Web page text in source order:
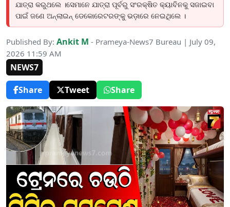
ଯାତ୍ରା କରୁଥଲେ ।ସେମାନେ ଯାତ୍ରା ପୂର୍ବରୁ ସଂରକ୍ଷିତ କ୍ୟାବିନକୁ ସଜାଇବା
ପାଇଁ ଜଣେ ଅନ୍ଲାଇନ୍ ଡେକୋରେଟରଙ୍କୁ ଭଡ଼ାରେ ନେଇଥିଲେ ।
Published By: Ankit M - Prameya-News7 Bureau | July 09,
2026 11:59 AM
NEWS7
Share
Tweet Share